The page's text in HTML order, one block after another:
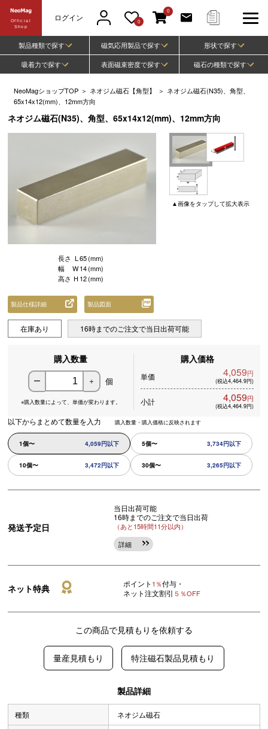
Official
Shop
ログイン 0
0
製品種類で探す 磁気応用製品で探す
形状で探す
吸着力で探す
表面磁束密度で探す 磁石の種類で探す
NeoMagショップTOP ＞ ネオジム磁石【角型】 ＞ ネオジム磁石(N35)、角型、
65x14x12(mm)、12mm方向
ネオジム磁石(N35)、角型、65x14x12(mm)、12mm方向
▲画像をタップして拡大表示
長さ L 65(mm)
幅
W14(mm)
高さ H 12(mm)
製品仕様詳細 製品図面
在庫あり 16時までのご注文で当日出荷可能
購入数量
ー ＋ 個
※購入数量によって、 単価が変わります。
購入価格
単価 4,059円
(税込4,464.9円)
小計 4,059円
(税込4,464.9円)
以下からまとめて数量を入力 購入数量・購入価格に反映されます
1個〜 4,059円以下 5個〜 3,734円以下
10個〜 3,472円以下 30個〜 3,265円以下
発送予定日
当日出荷可能
16時までのご注文で当日出荷
（あと15時間11分以内）
詳細
ネット特典 ポイント 1％付与・
ネット注文割引 ５％OFF
この商品で見積もりを依頼する
量産見積もり 特注磁石製品見積もり
製品詳細
種類 ネオジム磁石